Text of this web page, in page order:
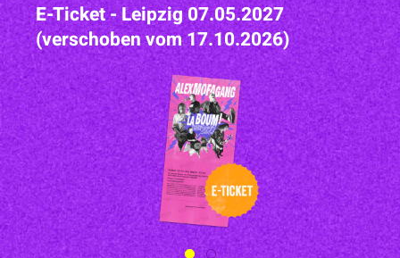
E-Ticket - Leipzig 07.05.2027
(verschoben vom 17.10.2026)